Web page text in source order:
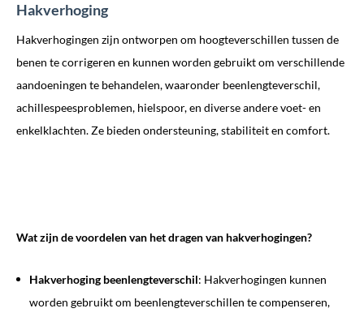
Hakverhoging
Hakverhogingen zijn ontworpen om hoogteverschillen tussen de
benen te corrigeren en kunnen worden gebruikt om verschillende
aandoeningen te behandelen, waaronder beenlengteverschil,
achillespeesproblemen, hielspoor, en diverse andere voet- en
enkelklachten. Ze bieden ondersteuning, stabiliteit en comfort.
Wat zijn de voordelen van het dragen van hakverhogingen?
Hakverhoging beenlengteverschil: Hakverhogingen kunnen
worden gebruikt om beenlengteverschillen te compenseren,